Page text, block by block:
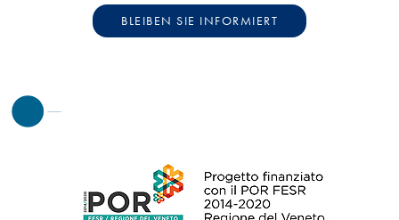
BLEIBEN SIE INFORMIERT